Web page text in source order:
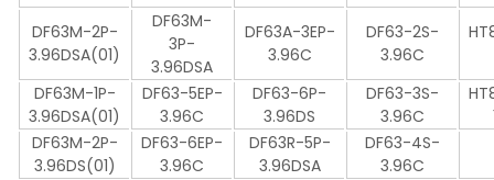
DF63M-2P-
3.96DSA(01)
DF63M-
3P-
3.96DSA
DF63A-3EP-
3.96C
DF63-2S-
3.96C
DF63M-1P-
3.96DSA(01)
DF63-5EP-
3.96C
DF63-6P-
3.96DS
DF63-3S-
3.96C
DF63M-2P-
3.96DS(01)
DF63-6EP-
3.96C
DF63R-5P-
3.96DSA
DF63-4S-
3.96C